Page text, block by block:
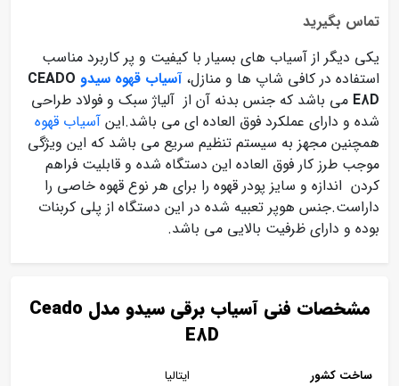
تماس بگیرید
یکی دیگر از آسیاب های بسیار با کیفیت و پر کاربرد مناسب
استفاده در کافی شاپ ها و منازل،آسیاب قهوه سیدو CEADO
E8D می باشد که جنس بدنه آن از آلیاژ سبک و فولاد طراحی
شده و دارای عملکرد فوق العاده ای می باشد.این آسیاب قهوه
همچنین مجهز به سیستم تنظیم سریع می باشد که این ویژگی
موجب طرز کار فوق العاده این دستگاه شده و قابلیت فراهم
کردن اندازه و سایز پودر قهوه را برای هر نوع قهوه خاصی را
داراست.جنس هوپر تعبیه شده در این دستگاه از پلی کربنات
بوده و دارای ظرفیت بالایی می باشد.
مشخصات فنی آسیاب برقی سیدو مدل Ceado
E8D
ساخت کشور
ایتالیا